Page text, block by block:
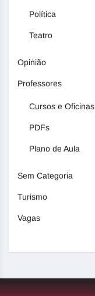
Política
Teatro
Opinião
Professores
Cursos e Oficinas
PDFs
Plano de Aula
Sem Categoria
Turismo
Vagas